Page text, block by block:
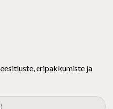
eripakkumiste ja